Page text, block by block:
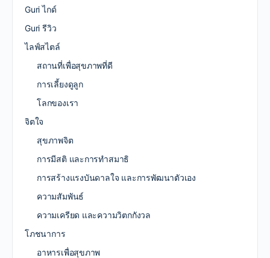
Guri ไกด์
Guri รีวิว
ไลฟ์สไตล์
สถานที่เพื่อสุขภาพที่ดี
การเลี้ยงดูลูก
โลกของเรา
จิตใจ
สุขภาพจิต
การมีสติ และการทำสมาธิ
การสร้างแรงบันดาลใจ และการพัฒนาตัวเอง
ความสัมพันธ์
ความเครียด และความวิตกกังวล
โภชนาการ
อาหารเพื่อสุขภาพ